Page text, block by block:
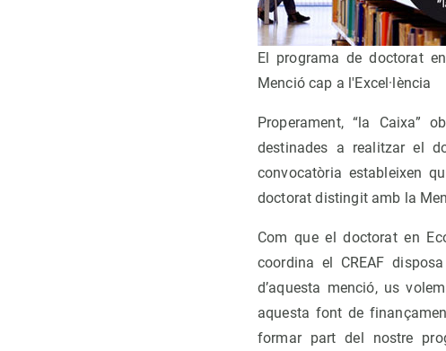
El programa de doctorat
Menció cap a l'Excel·lència
Properament, “la Caixa”
destinades a realitzar el
convocatòria estableixen
doctorat distingit amb la
Com que el doctorat en
coordina el CREAF
d’aquesta menció, us
aquesta font de
formar part del nostre